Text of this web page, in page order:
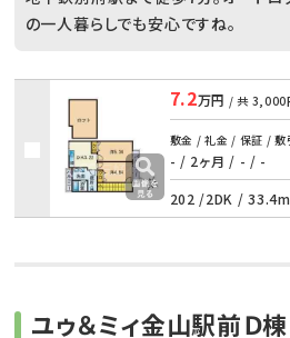
の一人暮らしでも安心ですね。
7.2万円 / 共 3,000
敷金 / 礼金 / 保証 / 敷
- / 2ヶ月 / - / -
202 /2DK /
ユゥ＆ミィ金山駅前Ｄ棟